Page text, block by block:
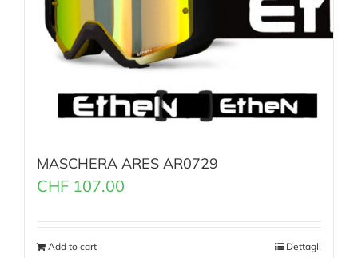
MASCHERA ARES AR0729
CHF 107.00
Add to cart Dettagli